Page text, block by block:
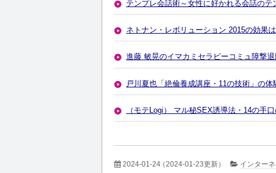
テンプレ会話術～女性に好かれる会話の
ネトナン・レボリューション 2015の効果
進藤 敏晃のイマカミセラピーコミュ障撃
戸川夏也「絶倫養成講座・11の技術」の
（モテLogi） マル秘SEX誘導法・14の手
2024-01-24（2024-01-23更新） インター